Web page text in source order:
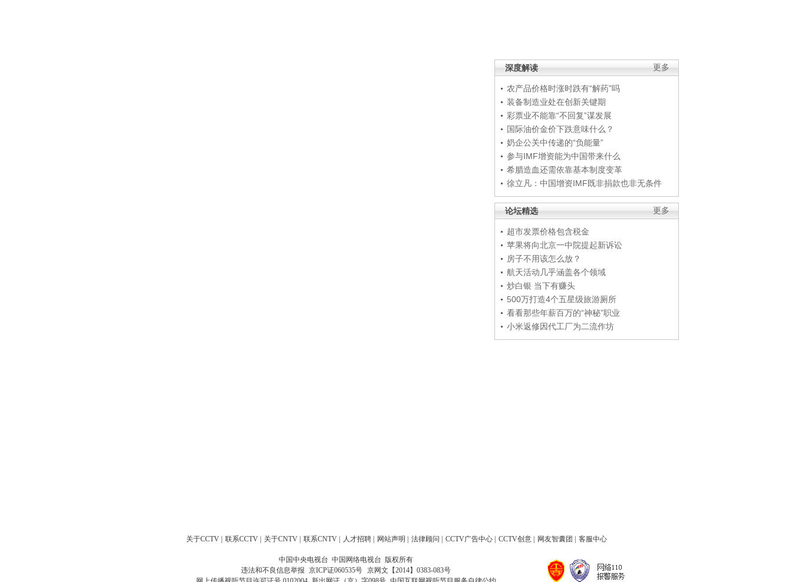
更多
深度解读
农产品价格时涨时跌有“解药”吗
装备制造业处在创新关键期
彩票业不能靠“不回复”谋发展
国际油价金价下跌意味什么？
奶企公关中传递的“负能量”
参与IMF增资能为中国带来什么
希腊造血还需依靠基本制度变革
徐立凡：中国增资IMF既非捐款也非无条件
更多
论坛精选
超市发票价格包含税金
苹果将向北京一中院提起新诉讼
房子不用该怎么放？
航天活动几乎涵盖各个领域
炒白银 当下有赚头
500万打造4个五星级旅游厕所
看看那些年薪百万的“神秘”职业
小米返修因代工厂为二流作坊
关于CCTV 联系CCTV 关于CNTV 联系CNTV 人才招聘 网站声明 法律顾问 CCTV广告中心 CCTV创意 网友智囊团 客服中心
中国中央电视台 中国网络电视台 版权所有
违法和不良信息举报 京ICP证060535号
京网文【2014】0383-083号